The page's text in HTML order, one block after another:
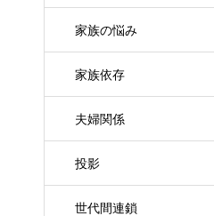
家族の悩み
家族依存
夫婦関係
投影
世代間連鎖